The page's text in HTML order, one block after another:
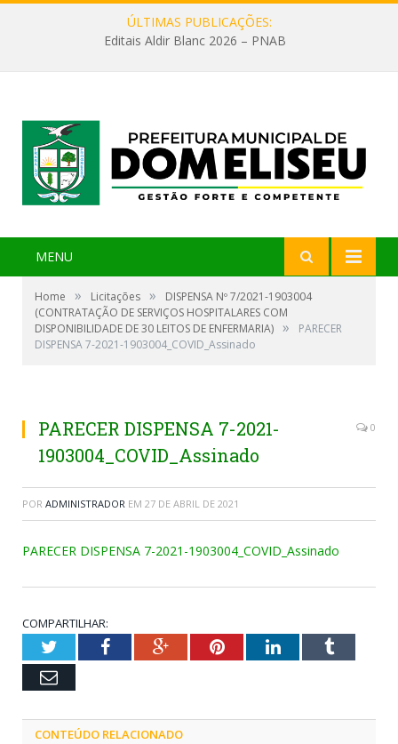
ÚLTIMAS PUBLICAÇÕES:
Editais Aldir Blanc 2026 – PNAB
MENU
Home » Licitações »
DISPENSA Nº 7/2021-1903004
(CONTRATAÇÃO DE SERVIÇOS HOSPITALARES COM
DISPONIBILIDADE DE 30 LEITOS DE ENFERMARIA) »
PARECER
DISPENSA 7-2021-1903004_COVID_Assinado
PARECER DISPENSA 7-2021-
1903004_COVID_Assinado
0
POR ADMINISTRADOR EM 27 DE ABRIL DE 2021
PARECER DISPENSA 7-2021-1903004_COVID_Assinado
COMPARTILHAR:
TwitterFacebookGoogle+PinterestLinkedInTumblr
Email
CONTEÚDO RELACIONADO